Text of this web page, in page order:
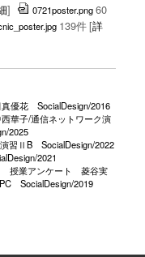
] 0721poster.png60
139件[詳
優花
SocialDesign/2016
華子/通信ネットワーク演
2025
演習ⅡB
SocialDesign/2022
2021
授業アンケート
菱谷実
SocialDesign/2019